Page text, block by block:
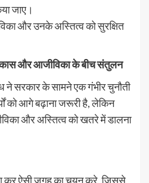
जाए।
और उनके अस्तित्व को सुरक्षित
और आजीविका के बीच संतुलन
ने सरकार के सामने एक गंभीर चुनौती
को आगे बढ़ाना जरूरी है, लेकिन
और अस्तित्व को खतरे में डालना
कर ऐसी जगह का चयन करे, जिससे